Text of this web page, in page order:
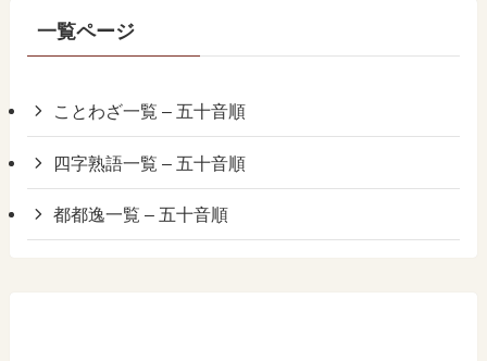
一覧ページ
ことわざ一覧 – 五十音順
四字熟語一覧 – 五十音順
都都逸一覧 – 五十音順